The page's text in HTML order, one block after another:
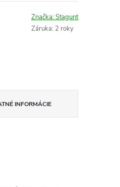
Značka:Stagunt
Záruka: 2 roky
INFORMÁCIE